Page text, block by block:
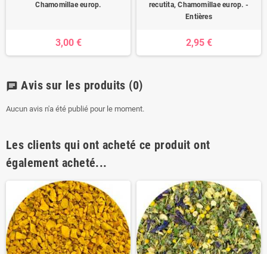
Chamomillae europ.
3,00 €
recutita, Chamomillae europ. -
Entières
2,95 €
chat Avis sur les produits (0)
Aucun avis n'a été publié pour le moment.
Les clients qui ont acheté ce produit ont
également acheté...